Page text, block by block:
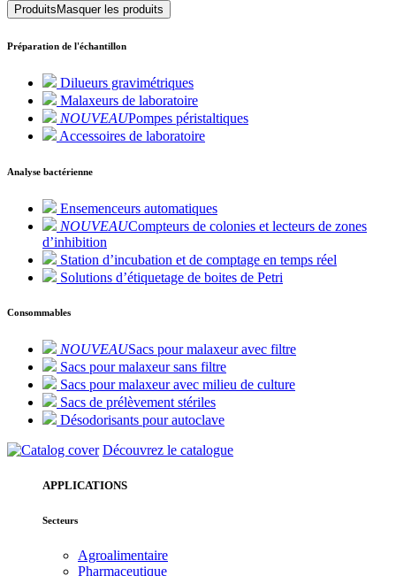
ProduitsMasquer les produits
Préparation de l'échantillon
Dilueurs gravimétriques
Malaxeurs de laboratoire
NOUVEAUPompes péristaltiques
Accessoires de laboratoire
Analyse bactérienne
Ensemenceurs automatiques
NOUVEAUCompteurs de colonies et lecteurs de zones
d’inhibition
Station d’incubation et de comptage en temps réel
Solutions d’étiquetage de boites de Petri
Consommables
NOUVEAUSacs pour malaxeur avec filtre
Sacs pour malaxeur sans filtre
Sacs pour malaxeur avec milieu de culture
Sacs de prélèvement stériles
Désodorisants pour autoclave
Découvrez le catalogue
APPLICATIONS
Secteurs
Agroalimentaire
Pharmaceutique